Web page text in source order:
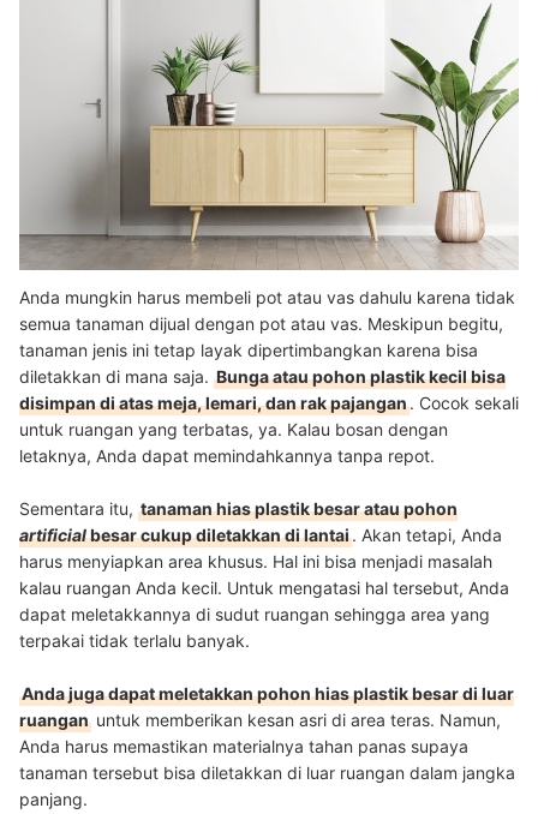
Anda mungkin harus membeli pot atau vas dahulu karena tidak
semua tanaman dijual dengan pot atau vas. Meskipun begitu,
tanaman jenis ini tetap layak dipertimbangkan karena bisa
diletakkan di mana saja. Bunga atau pohon plastik kecil bisa
disimpan di atas meja, lemari, dan rak pajangan. Cocok sekali
untuk ruangan yang terbatas, ya. Kalau bosan dengan
letaknya, Anda dapat memindahkannya tanpa repot.
Sementara itu, tanaman hias plastik besar atau pohon
artificialbesar cukup diletakkan di lantai. Akan tetapi, Anda
harus menyiapkan area khusus. Hal ini bisa menjadi masalah
kalau ruangan Anda kecil. Untuk mengatasi hal tersebut, Anda
dapat meletakkannya di sudut ruangan sehingga area yang
terpakai tidak terlalu banyak.
Anda juga dapat meletakkan pohon hias plastik besar di luar
ruangan untuk memberikan kesan asri di area teras. Namun,
Anda harus memastikan materialnya tahan panas supaya
tanaman tersebut bisa diletakkan di luar ruangan dalam jangka
panjang.